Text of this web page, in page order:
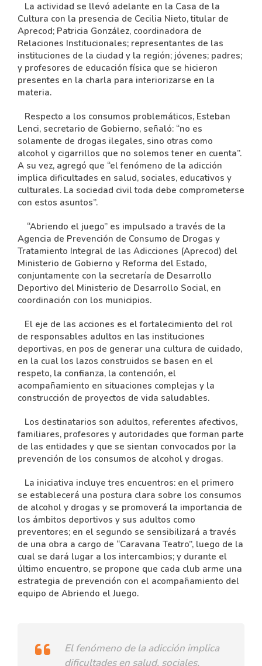
La actividad se llevó adelante en la Casa de la
Cultura con la presencia de Cecilia Nieto, titular de
Aprecod; Patricia González, coordinadora de
Relaciones Institucionales; representantes de las
instituciones de la ciudad y la región; jóvenes; padres;
y profesores de educación física que se hicieron
presentes en la charla para interiorizarse en la
materia.
Respecto a los consumos problemáticos, Esteban
Lenci, secretario de Gobierno, señaló: “no es
solamente de drogas ilegales, sino otras como
alcohol y cigarrillos que no solemos tener en cuenta”.
A su vez, agregó que “el fenómeno de la adicción
implica dificultades en salud, sociales, educativos y
culturales. La sociedad civil toda debe comprometerse
con estos asuntos”.
“Abriendo el juego” es impulsado a través de la
Agencia de Prevención de Consumo de Drogas y
Tratamiento Integral de las Adicciones (Aprecod) del
Ministerio de Gobierno y Reforma del Estado,
conjuntamente con la secretaría de Desarrollo
Deportivo del Ministerio de Desarrollo Social, en
coordinación con los municipios.
El eje de las acciones es el fortalecimiento del rol
de responsables adultos en las instituciones
deportivas, en pos de generar una cultura de cuidado,
en la cual los lazos construidos se basen en el
respeto, la confianza, la contención, el
acompañamiento en situaciones complejas y la
construcción de proyectos de vida saludables.
Los destinatarios son adultos, referentes afectivos,
familiares, profesores y autoridades que forman parte
de las entidades y que se sientan convocados por la
prevención de los consumos de alcohol y drogas.
La iniciativa incluye tres encuentros: en el primero
se establecerá una postura clara sobre los consumos
de alcohol y drogas y se promoverá la importancia de
los ámbitos deportivos y sus adultos como
preventores; en el segundo se sensibilizará a través
de una obra a cargo de “Caravana Teatro”, luego de la
cual se dará lugar a los intercambios; y durante el
último encuentro, se propone que cada club arme una
estrategia de prevención con el acompañamiento del
equipo de Abriendo el Juego.
El fenómeno de la adicción implica
dificultades en salud, sociales,